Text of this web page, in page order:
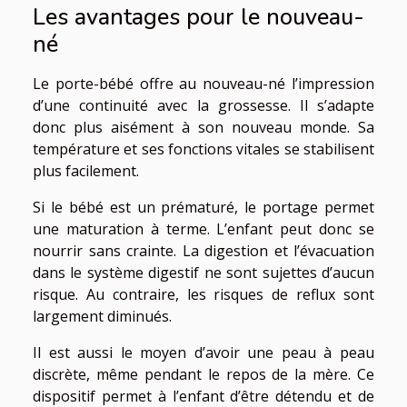
Les avantages pour le nouveau-
né
Le porte-bébé offre au nouveau-né l’impression
d’une continuité avec la grossesse. Il s’adapte
donc plus aisément à son nouveau monde. Sa
température et ses fonctions vitales se stabilisent
plus facilement.
Si le bébé est un prématuré, le portage permet
une maturation à terme. L’enfant peut donc se
nourrir sans crainte. La digestion et l’évacuation
dans le système digestif ne sont sujettes d’aucun
risque. Au contraire, les risques de reflux sont
largement diminués.
Il est aussi le moyen d’avoir une peau à peau
discrète, même pendant le repos de la mère. Ce
dispositif permet à l’enfant d’être détendu et de